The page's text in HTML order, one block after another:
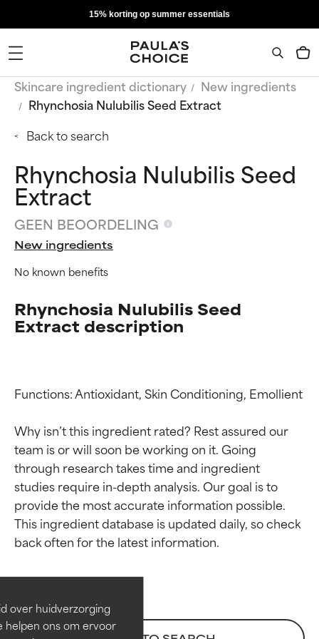
over huidverzorging
helpen ons om ervoor
15% korting op summer essentials
Skincare ingredient dictionary
New ingredients
Rhynchosia Nulubilis Seed Extract
Back to search
Rhynchosia Nulubilis Seed
Extract
GEEN BEOORDELING
New ingredients
No known benefits
Rhynchosia Nulubilis Seed
Extract description
Functions: Antioxidant, Skin Conditioning, Emollient
Why isn’t this ingredient rated? Rest assured our
team is or will soon be working on it. Going
through research takes time and ingredient
studies require in-depth analysis. Our goal is to
provide the most accurate information possible.
This ingredient database is updated daily, so check
Beoordelingen van
ingrediënten
Bewezen en ondersteund door
onafhankelijk onderzoek.
Beoordelingen van
ingrediënten
Bewezen en ondersteund door
onafhankelijk onderzoek.